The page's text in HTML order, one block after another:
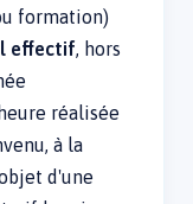
formation)
effectif, hors
réalisée
à la
d'une